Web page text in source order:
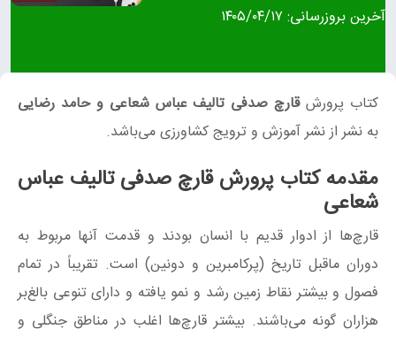
آخرین بروزرسانی: ۱۴۰۵/۰۴/۱۷
کتاب پرورشقارچ صدفی تالیف عباس شعاعی و حامد رضایی
به نشر از نشر آموزش و ترویج کشاورزی می‌باشد.
مقدمه کتاب پرورش قارچ صدفی تالیف عباس
شعاعی
قارچ‌ها از ادوار قدیم با انسان بودند و قدمت آنها مربوط به
دوران ماقبل تاریخ (پرکامبرین و دونین) است. تقریباً در تمام
فصول و بیشتر نقاط زمین رشد و نمو یافته و دارای تنوعی بالغ‌بر
هزاران گونه می‌باشند. بیشتر قارچ‌ها اغلب در مناطق جنگلی و